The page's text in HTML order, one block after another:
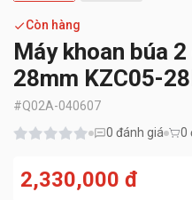
Còn hàng
Máy khoan búa
28mm KZC05-
#Q02A-040607
0 đánh giá 0
2,330,000 đ